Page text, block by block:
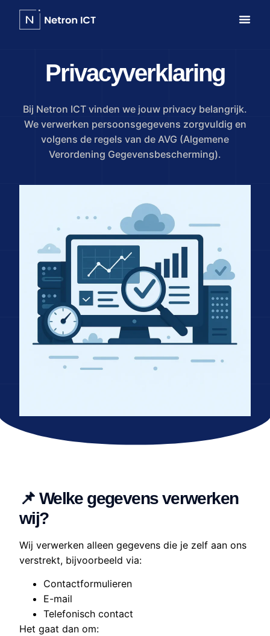
Privacyverklaring
Bij Netron ICT vinden we jouw privacy belangrijk.
We verwerken persoonsgegevens zorgvuldig en
volgens de regels van de AVG (Algemene
Verordening Gegevensbescherming).
📌 Welke gegevens verwerken
wij?
Wij verwerken alleen gegevens die je zelf aan ons
verstrekt, bijvoorbeeld via:
Contactformulieren
E-mail
Telefonisch contact
Het gaat dan om: